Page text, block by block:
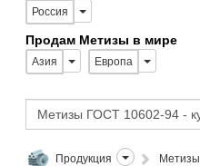
Россия
Продам Метизы в мире
Азия Европа
Продукция Метизы